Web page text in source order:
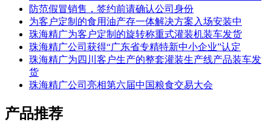
防范假冒销售，签约前请确认公司身份
为客户定制的食用油产存一体解决方案入场安装中
珠海精广为客户定制的旋转称重式灌装机装车发货
珠海精广公司获得“广东省专精特新中小企业”认定
珠海精广为四川客户生产的整套灌装生产线产品装车发
货
珠海精广公司亮相第六届中国粮食交易大会
产品推荐